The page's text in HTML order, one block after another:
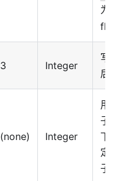
为
3 Integer
写
后
(none) Integer
用
子
下
定
子